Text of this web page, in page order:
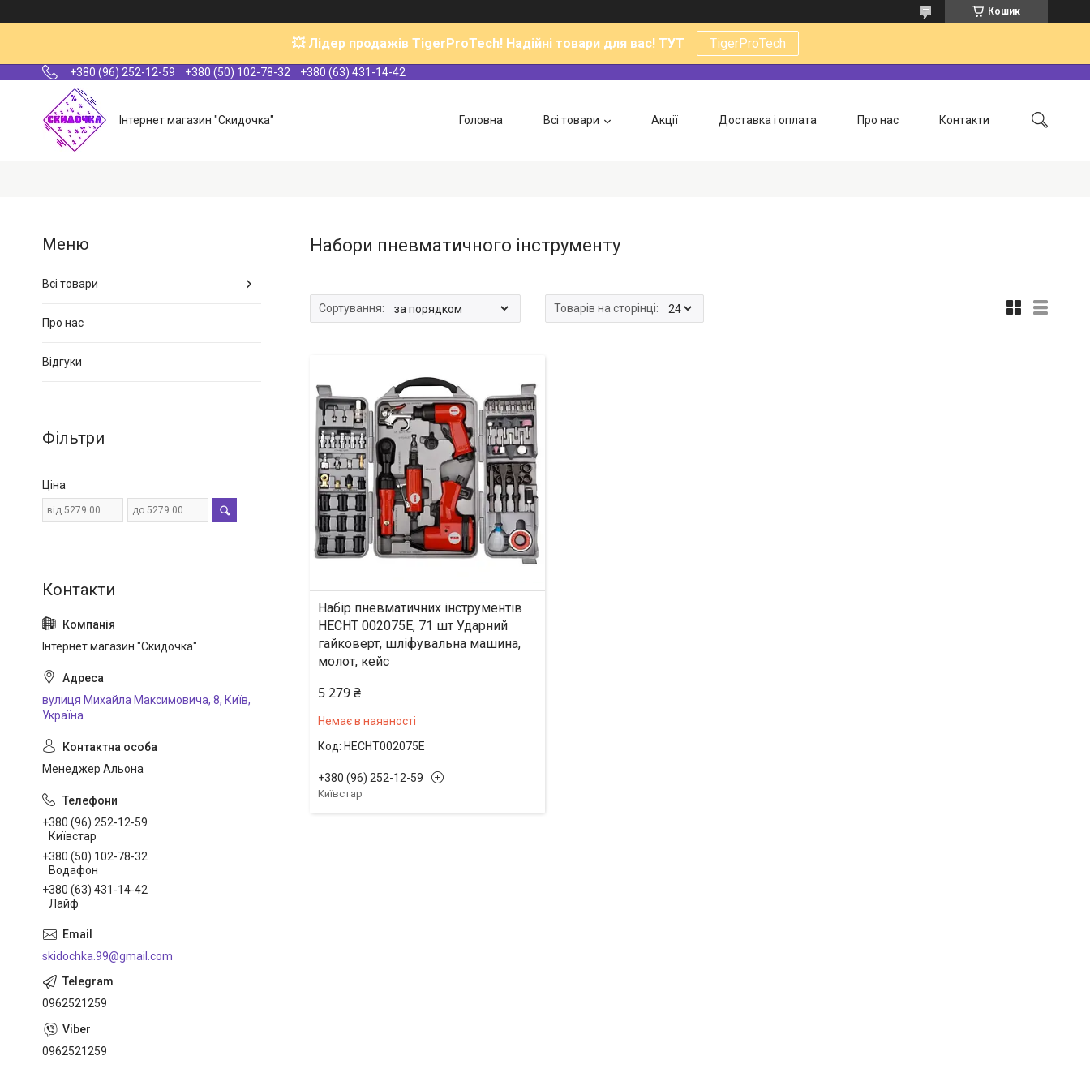
Кошик
💥 Лідер продажів TigerProTech! Надійні товари для вас! ТУТ TigerProTech
+380 (96) 252-12-59 +380 (50) 102-78-32 +380 (63) 431-14-42
Інтернет магазин "Скидочка" Головна Всі товари Акції Доставка і оплата Про нас Контакти
Набори пневматичного інструменту
Набір пневматичних інструментів
HECHT 002075E, 71 шт Ударний
гайковерт, шліфувальна машина,
молот, кейс
5 279 ₴
Немає в наявності
HECHT002075E
+380 (96) 252-12-59
Київстар
Всі товари
Про нас
Відгуки
Фільтри
Ціна
Інтернет магазин "Скидочка"
вулиця Михайла Максимовича, 8, Київ,
Україна
Менеджер Альона
+380 (96) 252-12-59
Київстар
+380 (50) 102-78-32
Водафон
+380 (63) 431-14-42
Лайф
skidochka.99@gmail.com
0962521259
0962521259